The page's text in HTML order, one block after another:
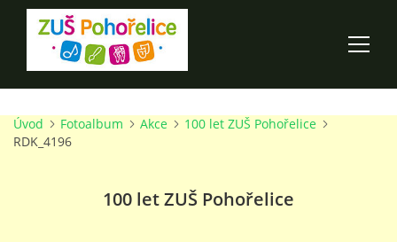
ÚVOD
Úvod Fotoalbum Akce
100 let ZUŠ Pohořelice
RDK_4196
100 let ZUŠ Pohořelice